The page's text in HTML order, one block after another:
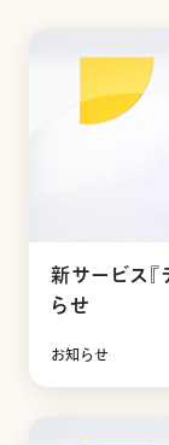
新サービス
らせ
お知らせ